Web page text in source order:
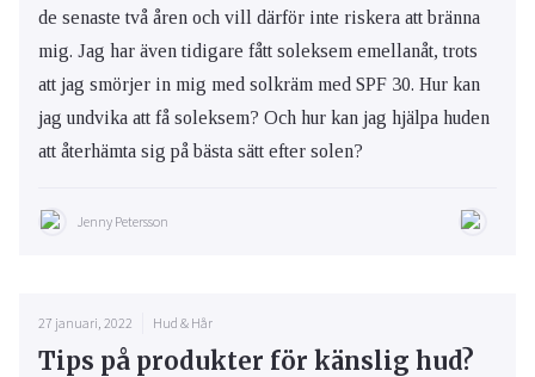
de senaste två åren och vill därför inte riskera att bränna
mig. Jag har även tidigare fått soleksem emellanåt, trots
att jag smörjer in mig med solkräm med SPF 30. Hur kan
jag undvika att få soleksem? Och hur kan jag hjälpa huden
att återhämta sig på bästa sätt efter solen?
Jenny Petersson
27 januari, 2022 Hud & Hår
Tips på produkter för känslig hud?